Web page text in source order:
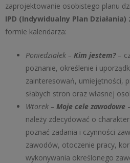
zaprojektowanie osobistego planu
IPD (Indywidualny Plan Działania)
formie kalendarza:
Poniedziałek – Kim jestem?–
poznanie, określenie i
zainteresowań, umiejętności,
słabych stron oraz własnej
Wtorek – Moje cele zawodowe
należy zdecydować o
poznać zadania i czynności
zawodów, otoczenie pracy,
wykonywania określonego